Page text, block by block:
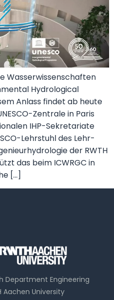
Wasserwissenschaften
Hydrological
Anlass findet ab heute
Zentrale in Paris
IHP-Sekretariate
Lehrstuhl des Lehr-
der RWTH
das beim ICWRGC in
[…]
Department Engineering
Aachen University